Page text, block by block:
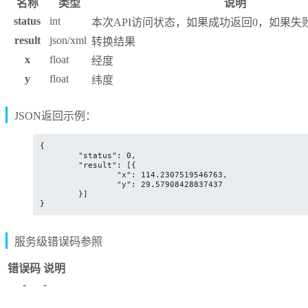
名称 类型
说明
status
int
本次API访问状态，如果成功返回0，如果失
result
json/xml 转换结果
x
float
经度
y
float 纬度
JSON返回示例：
{
}
服务级错误码参照
错误码 说明
-
-